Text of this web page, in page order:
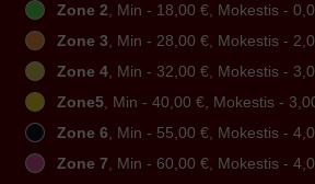
Zone 2, Min - 18,00 €, Mokestis -
Zone 3, Min - 28,00 €, Mokestis -
Zone 4, Min - 32,00 €, Mokestis -
Zone5, Min - 40,00 €, Mokestis -
Zone 6, Min - 55,00 €, Mokestis -
Zone 7, Min - 60,00 €, Mokestis -